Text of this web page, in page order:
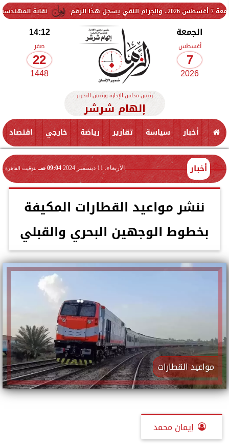
نقابة المهندسين تشكل لجنة
الجمعة
أغسطس
7
2026
14:12
صفر
22
1448
رئيس مجلس الإدارة ورئيس التحرير
إلهام شرشر
أخبار سياسة تقارير رياضة خارجي اقتصاد
أخبار الأربعاء، 11 ديسمبر 2024 09:04 صـ بتوقيت القاهرة
ننشر مواعيد القطارات المكيفة
بخطوط الوجهين البحري والقبلي
مواعيد القطارات
إيمان محمد